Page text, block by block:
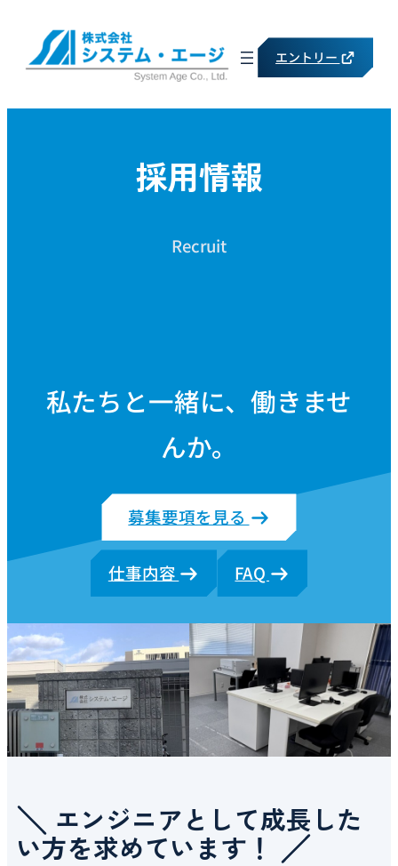
ス
エントリー
採用情報
Recruit
私たちと一緒に、働きませ
んか。
募集要項を見る
仕事内容 FAQ
エンジニアとして成長した
い方を求めています！